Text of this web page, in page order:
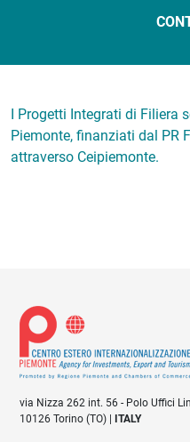
I Progetti Integrati di Filiera
Piemonte, finanziati dal PR
attraverso Ceipiemonte.
via Nizza 262 int. 56 - Polo Uffici
10126 Torino (TO) |
ITALY